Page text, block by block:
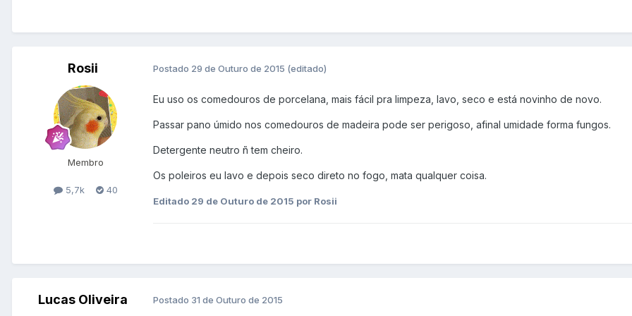
Rosii
Membro
5,7k 40
Postado 29 de Outuro de 2015 (editado)
Eu uso os comedouros de porcelana, mais fácil pra limpeza, lavo, seco e está novinho de novo.
Passar pano úmido nos comedouros de madeira pode ser perigoso, afinal umidade forma fungos.
Detergente neutro ñ tem cheiro.
Os poleiros eu lavo e depois seco direto no fogo, mata qualquer coisa.
Editado 29 de Outuro de 2015 por Rosii
Lucas Oliveira Postado 31 de Outuro de 2015